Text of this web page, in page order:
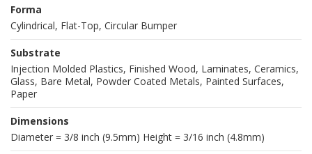
Forma
Cylindrical, Flat-Top, Circular Bumper
Substrate
Injection Molded Plastics, Finished Wood, Laminates, Ceramics,
Glass, Bare Metal, Powder Coated Metals, Painted Surfaces,
Paper
Dimensions
Diameter = 3/8 inch (9.5mm) Height = 3/16 inch (4.8mm)